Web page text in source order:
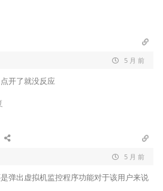
5 月 前
开了就没反应
5 月 前
弹出虚拟机监控程序功能对于该用户来说